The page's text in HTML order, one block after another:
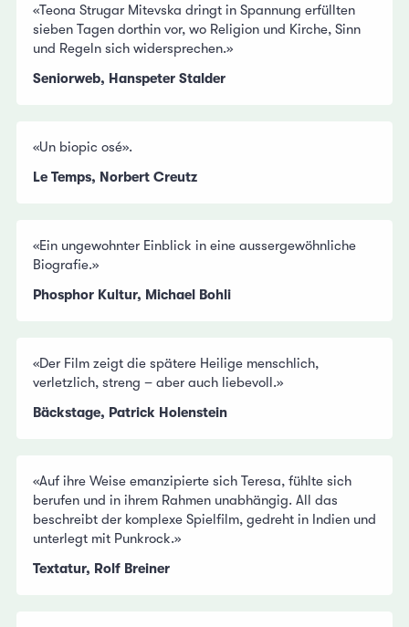
«Teona Strugar Mitevska dringt in Spannung erfüllten
sieben Tagen dorthin vor, wo Religion und Kirche, Sinn
und Regeln sich widersprechen.»
Seniorweb, Hanspeter Stalder
«Un biopic osé».
Le Temps, Norbert Creutz
«Ein ungewohnter Einblick in eine aussergewöhnliche
Biografie.»
Phosphor Kultur, Michael Bohli
«Der Film zeigt die spätere Heilige menschlich,
verletzlich, streng – aber auch liebevoll.»
Bäckstage, Patrick Holenstein
«Auf ihre Weise emanzipierte sich Teresa, fühlte sich
berufen und in ihrem Rahmen unabhängig. All das
beschreibt der komplexe Spielfilm, gedreht in Indien und
unterlegt mit Punkrock.»
Textatur, Rolf Breiner